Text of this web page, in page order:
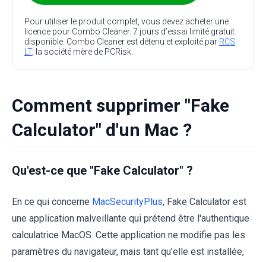
Pour utiliser le produit complet, vous devez acheter une
licence pour Combo Cleaner. 7 jours d’essai limité gratuit
disponible. Combo Cleaner est détenu et exploité par RCS
LT, la société mère de PCRisk.
Comment supprimer "Fake
Calculator" d'un Mac ?
Qu'est-ce que "Fake Calculator" ?
En ce qui concerne MacSecurityPlus, Fake Calculator est
une application malveillante qui prétend être l'authentique
calculatrice MacOS. Cette application ne modifie pas les
paramètres du navigateur, mais tant qu'elle est installée,